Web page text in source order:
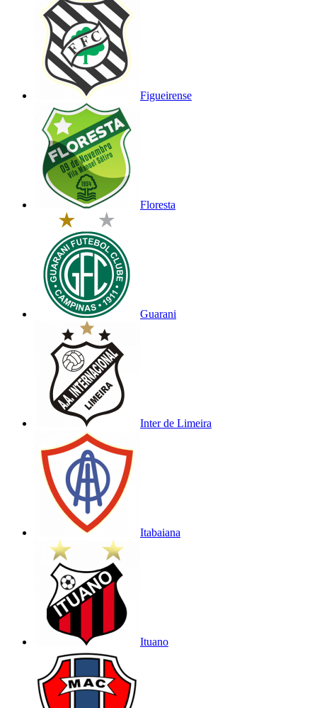
Figueirense
Floresta
Guarani
Inter de Limeira
Itabaiana
Ituano